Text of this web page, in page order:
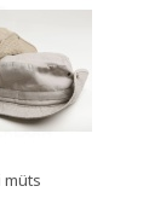
müts